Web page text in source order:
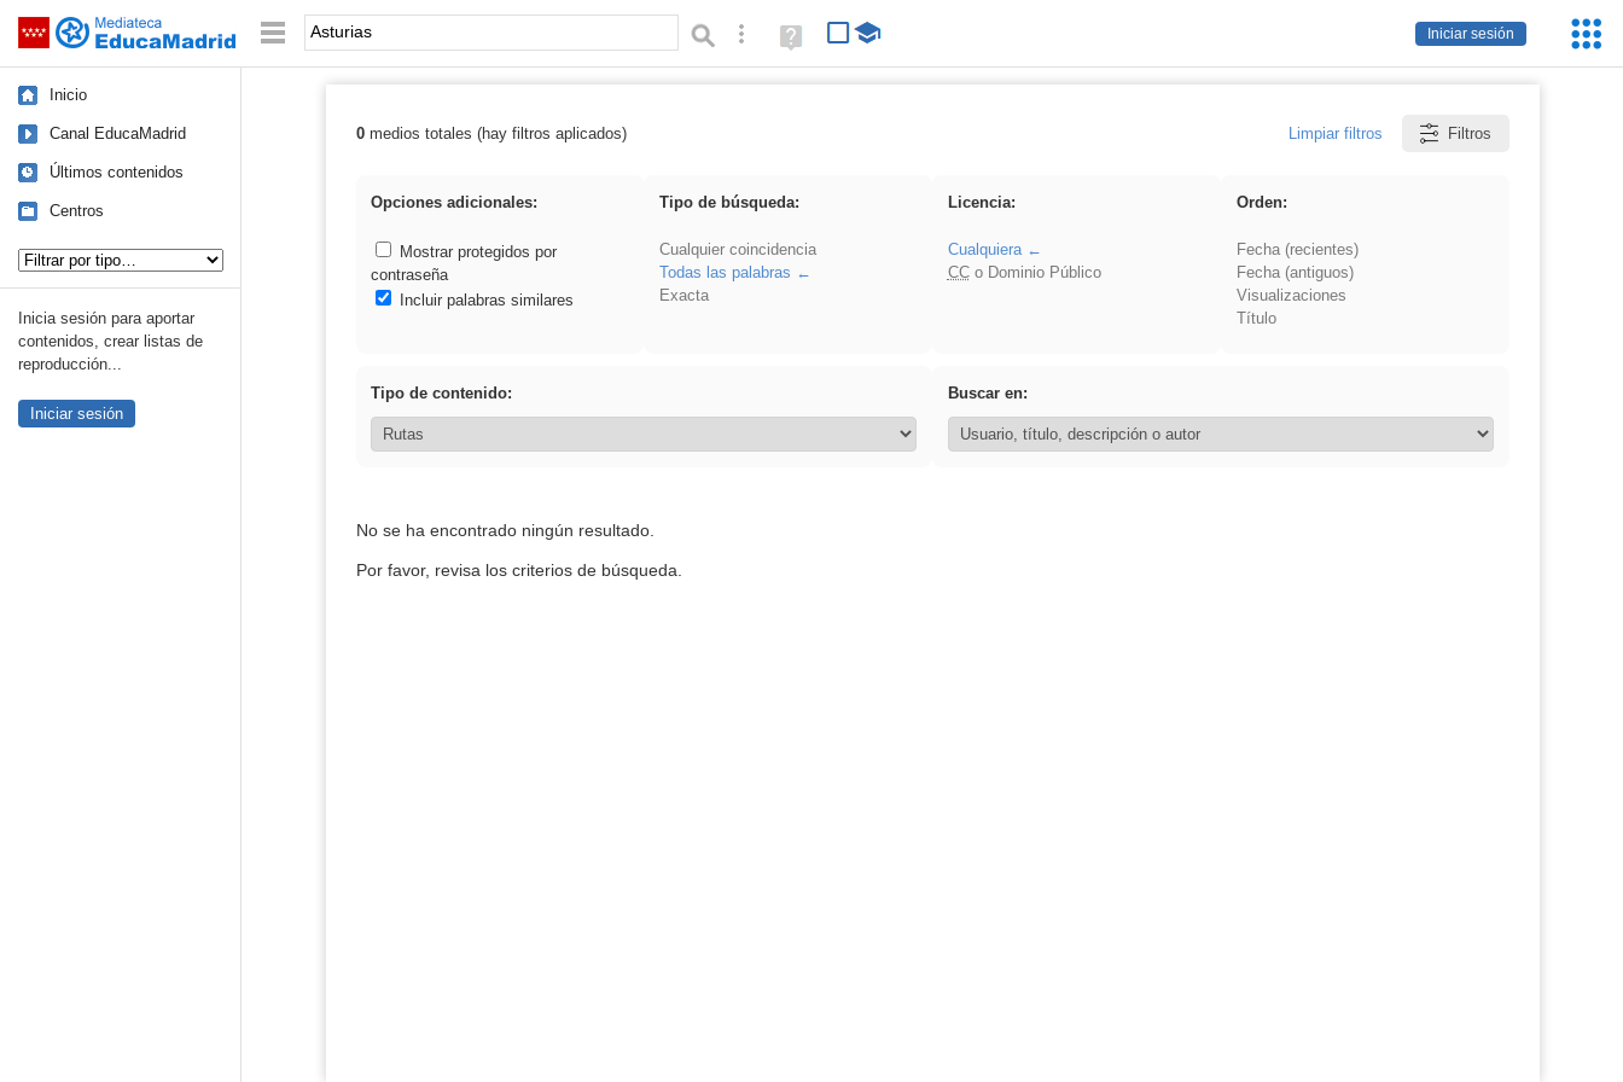
Saltar navegación
Iniciar sesión
Palabra o frase: Búsqueda avanzada
Ayuda
(en
Inicio
Canal EducaMadrid
Últimos contenidos
Centros
Inicia sesión para aportar
contenidos, crear listas de
reproducción...
Iniciar sesión
Resultados de: Asturias
0medios totales (hay filtros aplicados) Limpiar filtros Filtros
Opciones adicionales:
Mostrar protegidos por
contraseña
Incluir palabras similares
Tipo de búsqueda:
Cualquier coincidencia
Todas las palabras
Exacta
Licencia:
Cualquiera
CCo Dominio Público
Orden:
Fecha (recientes)
Fecha (antiguos)
Visualizaciones
Título
Tipo de contenido: Buscar en:
No se ha encontrado ningún resultado.
Por favor, revisa los criterios de búsqueda.